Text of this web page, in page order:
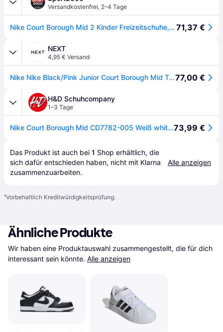
Versandkostenfrei, 2–4 Tage
Nike Court Borough Mid 2 Kinder Freizeitschuhe, schwarz, Größe 4071,37 €
NEXT
4,95 € Versand
Nike Nike Black/Pink Junior Court Borough Mid Trainers77,00 €
H&D Schuhcompany
1–3 Tage
Nike Court Borough Mid CD7782-005 Weiß white/black 00573,99 €
Das Produkt ist auch bei 1 Shop erhältlich, die
sich dafür entschieden haben, nicht mit Klarna
zusammenzuarbeiten.
Alle anzeigen
¹Vorbehaltlich Kreditwürdigkeitsprüfung.
Ähnliche Produkte
Wir haben eine Produktauswahl zusammengestellt, die für dich
interessant sein könnte. Alle anzeigen